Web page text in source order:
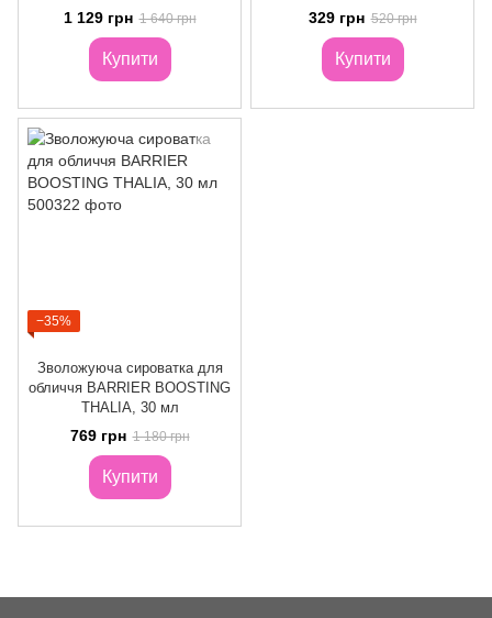
Bebak Pharma, 30 мл
1 129 грн 1 640 грн
Купити
329 грн 520 грн
Купити
−35%
Зволожуюча сироватка для
обличчя BARRIER BOOSTING
THALIA, 30 мл
769 грн 1 180 грн
Купити